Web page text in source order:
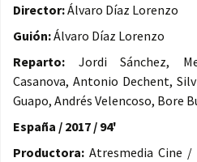
Director:Álvaro Díaz Lorenzo
Guión:Álvaro Díaz Lorenzo
Reparto: Jordi Sánchez,
Casanova, Antonio Dechent,
Guapo, Andrés Velencoso, Bore
España / 2017 / 94'
Productora: Atresmedia Cine /